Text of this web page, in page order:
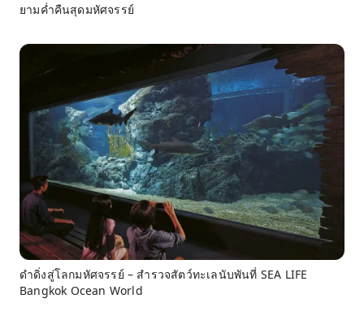
ยามค่ำคืนสุดมหัศจรรย์
ดำดิ่งสู่โลกมหัศจรรย์ – สำรวจสัตว์ทะเลนับพันที่ SEA LIFE
Bangkok Ocean World